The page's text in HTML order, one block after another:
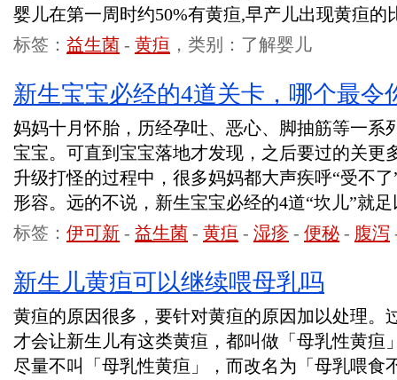
婴儿在第一周时约50%有黄疸,早产儿出现黄疸的
标签： 益生菌 - 黄疸 ，类别：了解婴儿
新生宝宝必经的4道关卡，哪个最令
妈妈十月怀胎，历经孕吐、恶心、脚抽筋等一系
宝宝。可直到宝宝落地才发现，之后要过的关更
升级打怪的过程中，很多妈妈都大声疾呼“受不
形容。远的不说，新生宝宝必经的4道“坎儿”就
标签： 伊可新 - 益生菌 - 黄疸 - 湿疹 - 便秘 - 腹泻
新生儿黄疸可以继续喂母乳吗
黄疸的原因很多，要针对黄疸的原因加以处理。
才会让新生儿有这类黄疸，都叫做「母乳性黄疸
尽量不叫「母乳性黄疸」，而改名为「母乳喂食